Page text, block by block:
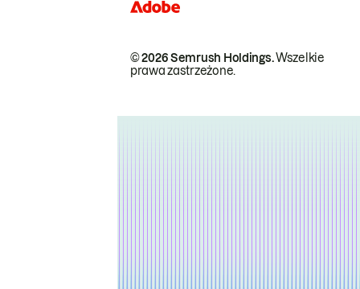
© 2026 Semrush Holdings.Wszelkie
prawa zastrzeżone.